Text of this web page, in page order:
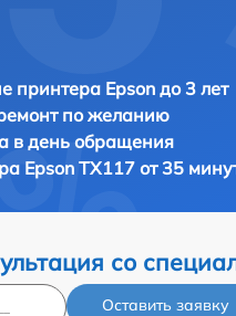
принтера Epson до 3 лет
по желанию
в день обращения
Epson TX117 от 35
со
Оставить заявку